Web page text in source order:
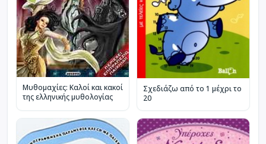
Μυθομαχίες: Καλοί και κακοί
της ελληνικής μυθολογίας
Σχεδιάζω από το 1 μέχρι το
20